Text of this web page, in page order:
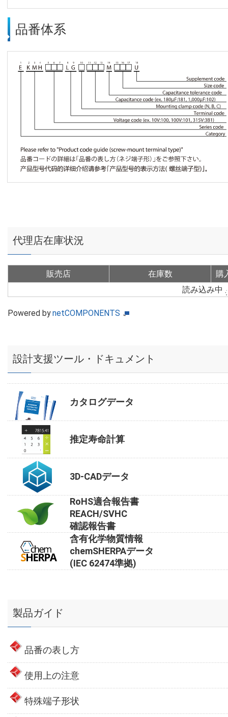
品番体系
代理店在庫状況
販売店 在庫数
購
読み込み中
Powered bynetCOMPONENTS
設計支援ツール・ドキュメント
カタログデータ
推定寿命計算
3D-CADデータ
RoHS適合報告書
REACH/SVHC
確認報告書
含有化学物質情報
chemSHERPAデータ
(IEC 62474準拠)
製品ガイド
品番の表し方
使用上の注意
特殊端子形状